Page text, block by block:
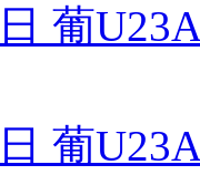
葡
葡